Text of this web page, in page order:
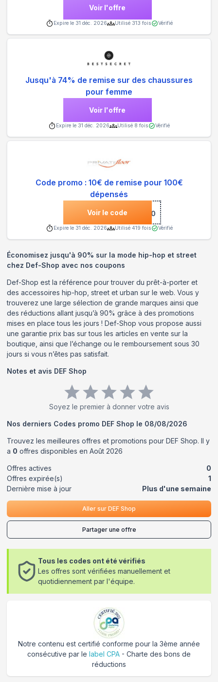
Voir l'offre
Expire le 31 déc. 2026 Utilisé 313 fois Vérifié
Jusqu'à 74% de remise sur des chaussures
pour femme
Voir l'offre
Expire le 31 déc. 2026 Utilisé 8 fois Vérifié
Code promo : 10€ de remise pour 100€
dépensés
Voir le code ***0
Expire le 31 déc. 2026 Utilisé 419 fois Vérifié
Économisez jusqu'à 90% sur la mode hip-hop et street
chez Def-Shop avec nos coupons
Def-Shop est la référence pour trouver du prêt-à-porter et
des accessoires hip-hop, street et urban sur le web. Vous y
trouverez une large sélection de grande marques ainsi que
des réductions allant jusqu’à 90% grâce à des promotions
mises en place tous les jours ! Def-Shop vous propose aussi
une garantie prix bas sur tous les articles en vente sur la
boutique, ainsi que l’échange ou le remboursement sous 30
jours si vous n’êtes pas satisfait.
Notes et avis DEF Shop
Soyez le premier à donner votre avis
Nos derniers Codes promo DEF Shop le 08/08/2026
Trouvez les meilleures offres et promotions pour DEF Shop. Il y
a 0 offres disponibles en Août 2026
Offres actives
0
Offres expirée(s)
1
Dernière mise à jour
Plus d'une semaine
Aller sur DEF Shop
Partager une offre
Tous les codes ont été vérifiés
Les offres sont vérifiées manuellement et
quotidiennement par l'équipe.
Notre contenu est certifié conforme pour la 3ème année
consécutive par le label CPA - Charte des bons de
réductions